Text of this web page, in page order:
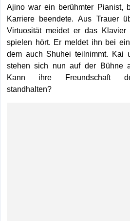
Ajino war ein berühmter Pianist,
Karriere beendete. Aus Trauer
Virtuosität meidet er das
spielen hört. Er meldet ihn bei
dem auch Shuhei teilnimmt. Kai
stehen sich nun auf der Bühne
Kann ihre Freundschaft
standhalten?